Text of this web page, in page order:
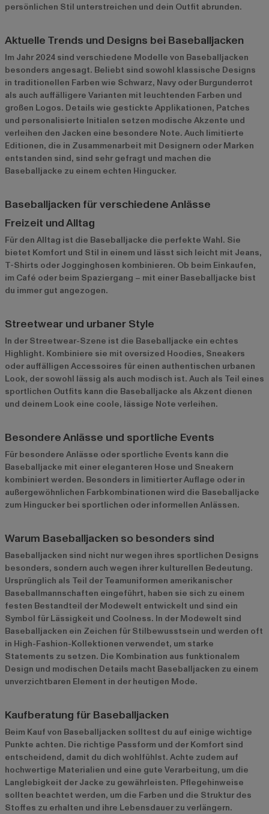
persönlichen Stil unterstreichen und dein Outfit abrunden.
Aktuelle Trends und Designs bei Baseballjacken
Im Jahr 2024 sind verschiedene Modelle von Baseballjacken
besonders angesagt. Beliebt sind sowohl klassische Designs
in traditionellen Farben wie Schwarz, Navy oder Burgunderrot
als auch auffälligere Varianten mit leuchtenden Farben und
großen Logos. Details wie gestickte Applikationen, Patches
und personalisierte Initialen setzen modische Akzente und
verleihen den Jacken eine besondere Note. Auch limitierte
Editionen, die in Zusammenarbeit mit Designern oder Marken
entstanden sind, sind sehr gefragt und machen die
Baseballjacke zu einem echten Hingucker.
Baseballjacken für verschiedene Anlässe
Freizeit und Alltag
Für den Alltag ist die Baseballjacke die perfekte Wahl. Sie
bietet Komfort und Stil in einem und lässt sich leicht mit Jeans,
T-Shirts oder Jogginghosen kombinieren. Ob beim Einkaufen,
im Café oder beim Spaziergang – mit einer Baseballjacke bist
du immer gut angezogen.
Streetwear und urbaner Style
In der Streetwear-Szene ist die Baseballjacke ein echtes
Highlight. Kombiniere sie mit oversized Hoodies, Sneakers
oder auffälligen Accessoires für einen authentischen urbanen
Look, der sowohl lässig als auch modisch ist. Auch als Teil eines
sportlichen Outfits kann die Baseballjacke als Akzent dienen
und deinem Look eine coole, lässige Note verleihen.
Besondere Anlässe und sportliche Events
Für besondere Anlässe oder sportliche Events kann die
Baseballjacke mit einer eleganteren Hose und Sneakern
kombiniert werden. Besonders in limitierter Auflage oder in
außergewöhnlichen Farbkombinationen wird die Baseballjacke
zum Hingucker bei sportlichen oder informellen Anlässen.
Warum Baseballjacken so besonders sind
Baseballjacken sind nicht nur wegen ihres sportlichen Designs
besonders, sondern auch wegen ihrer kulturellen Bedeutung.
Ursprünglich als Teil der Teamuniformen amerikanischer
Baseballmannschaften eingeführt, haben sie sich zu einem
festen Bestandteil der Modewelt entwickelt und sind ein
Symbol für Lässigkeit und Coolness. In der Modewelt sind
Baseballjacken ein Zeichen für Stilbewusstsein und werden oft
in High-Fashion-Kollektionen verwendet, um starke
Statements zu setzen. Die Kombination aus funktionalem
Design und modischen Details macht Baseballjacken zu einem
unverzichtbaren Element in der heutigen Mode.
Kaufberatung für Baseballjacken
Beim Kauf von Baseballjacken solltest du auf einige wichtige
Punkte achten. Die richtige Passform und der Komfort sind
entscheidend, damit du dich wohlfühlst. Achte zudem auf
hochwertige Materialien und eine gute Verarbeitung, um die
Langlebigkeit der Jacke zu gewährleisten. Pflegehinweise
sollten beachtet werden, um die Farben und die Struktur des
Stoffes zu erhalten und ihre Lebensdauer zu verlängern.